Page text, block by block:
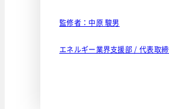
監修者：中原 駿男
エネルギー業界支援部 / 代表取